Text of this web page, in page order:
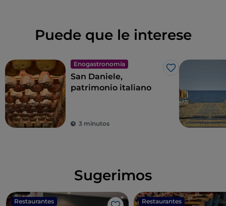
Puede que le interese
Enogastronomía
Me gusta
San Daniele,
patrimonio italiano
3 minutos
Sugerimos
Restaurantes Restaurantes